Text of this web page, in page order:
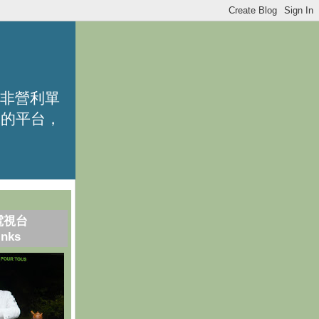
營利單
平台，
視台